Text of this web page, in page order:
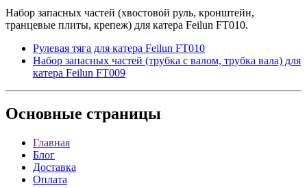
Набор запасных частей (хвостовой руль, кронштейн,
транцевые плиты, крепеж) для катера Feilun FT010.
Рулевая тяга для катера Feilun FT010
Набор запасных частей (трубка с валом, трубка вала) для
катера Feilun FT009
Основные страницы
Главная
Блог
Доставка
Оплата